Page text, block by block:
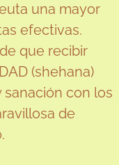
una mayor
efectivas.
que recibir
(shehana)
con los
de